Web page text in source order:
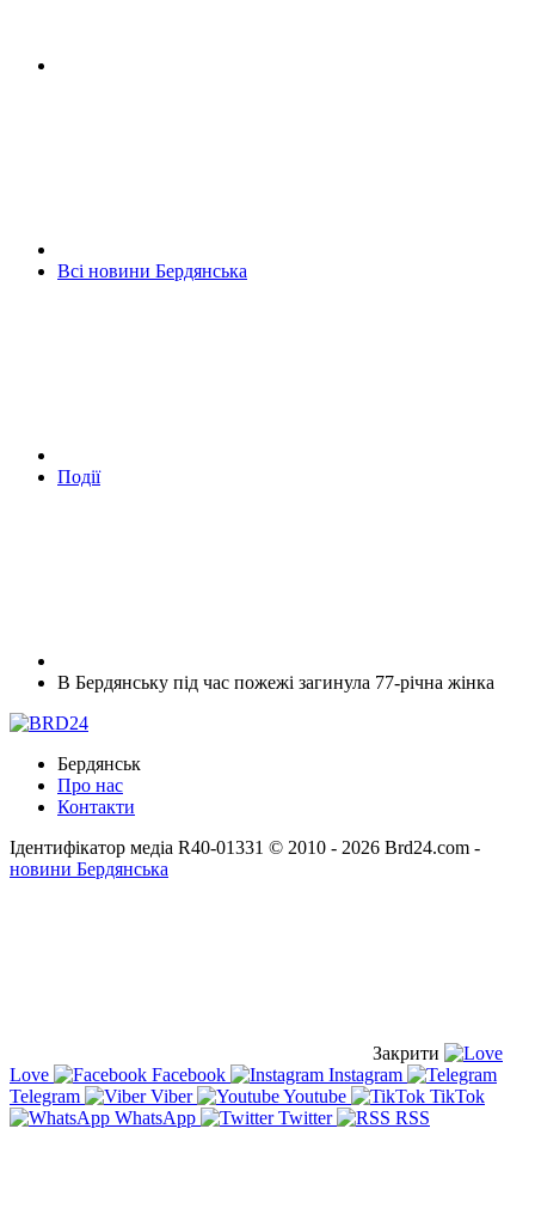
Всі новини Бердянська
Події
В Бердянську під час пожежі загинула 77-річна жінка
Бердянськ
Про нас
Контакти
Ідентифікатор медіа R40-01331 © 2010 - 2026 Brd24.com -
новини Бердянська
Закрити
Love
Facebook
Instagram
Telegram
Viber Youtube
TikTok
WhatsApp
Twitter RSS